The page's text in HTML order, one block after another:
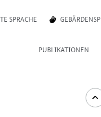
SPRACHE
PUBLIKATIONEN